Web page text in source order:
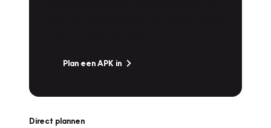
Plan een APK in
Direct plannen